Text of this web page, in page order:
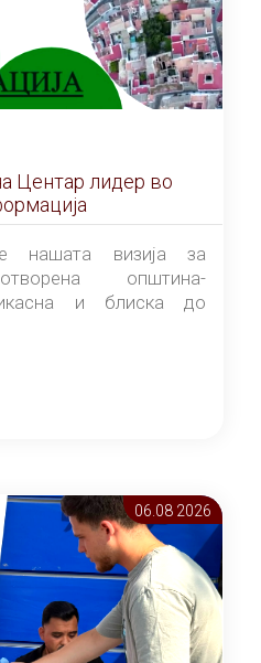
Центар лидер во
е нашата визија за
општина-
и блиска до
06.08 2026